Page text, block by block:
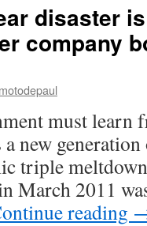
disaster
company
must learn
a new
triple
March 2011
reading